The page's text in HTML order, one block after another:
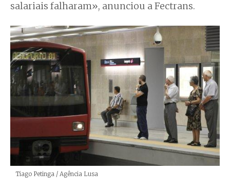
salariais falharam», anunciou a Fectrans.
Créditos
Tiago Petinga / Agência Lusa